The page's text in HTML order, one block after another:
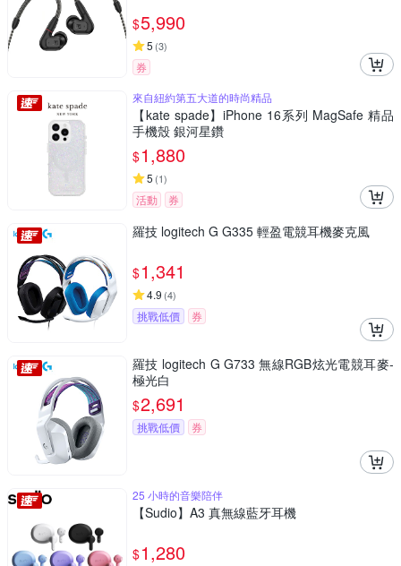
$5,990
5 (3)
券
來自紐約第五大道的時尚精品
【kate spade】iPhone 16系列 MagSafe 精品
手機殼 銀河星鑽
$1,880
5 (1)
活動 券
羅技 logitech G G335 輕盈電競耳機麥克風
$1,341
4.9 (4)
挑戰低價 券
羅技 logitech G G733 無線RGB炫光電競耳麥-
極光白
$2,691
挑戰低價 券
25 小時的音樂陪伴
【Sudio】A3 真無線藍牙耳機
$1,280